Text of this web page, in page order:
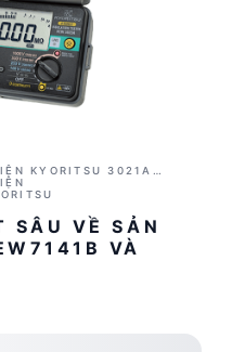
KYORITSU 3021A
SÂU VỀ SẢN
VÀ